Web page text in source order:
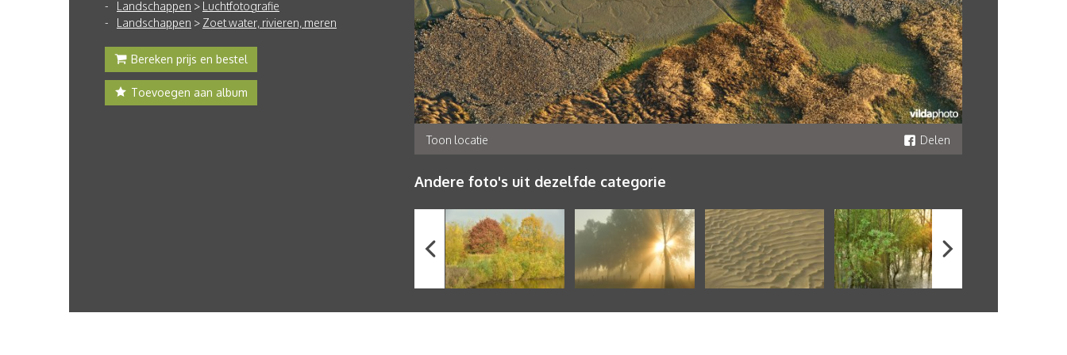
Landschappen > Luchtfotografie
Landschappen > Zoet water, rivieren, meren
Bereken prijs en bestel
Toevoegen aan album
Toon locatie Delen
Andere foto's uit dezelfde categorie